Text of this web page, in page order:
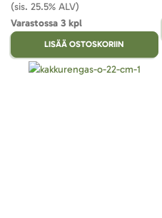
(sis. 25.5% ALV)
Varastossa 3 kpl
LISÄÄ OSTOSKORIIN